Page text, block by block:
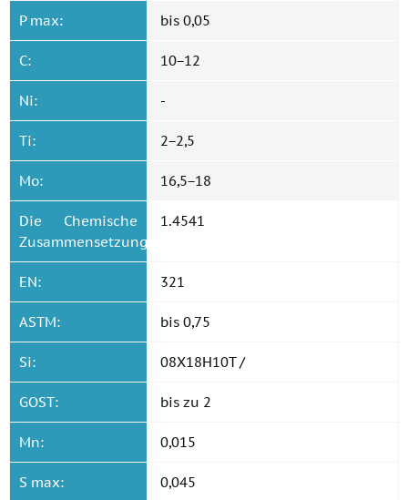
P max: bis 0,05
C: 10−12
Ni: -
Ti: 2−2,5
Mo: 16,5−18
Die Chemische
Zusammensetzung.:
1.4541
EN: 321
ASTM: bis 0,75
Si: 08X18H10T /
GOST: bis zu 2
Mn: 0,015
S max: 0,045